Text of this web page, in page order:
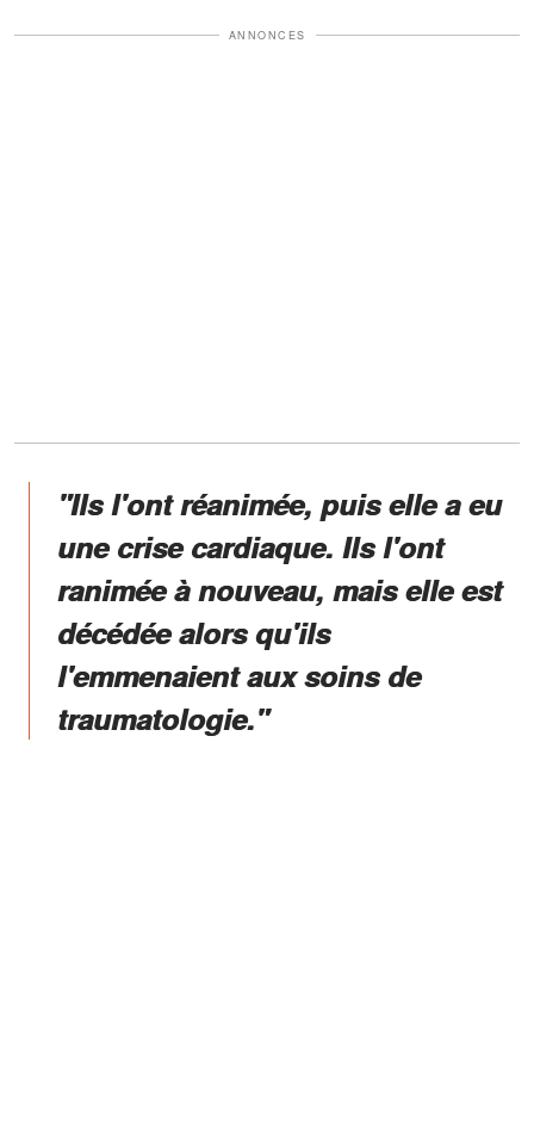
ANNONCES
"Ils l'ont réanimée, puis elle a eu
une crise cardiaque. Ils l'ont
ranimée à nouveau, mais elle est
décédée alors qu'ils
l'emmenaient aux soins de
traumatologie."